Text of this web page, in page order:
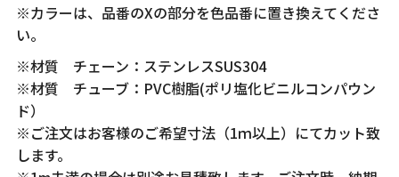
※カラーは、品番のXの部分を色品番に置き換えてくださ
い。
※材質 チェーン：ステンレスSUS304
※材質 チューブ：PVC樹脂(ポリ塩化ビニルコンパウン
ド）
※ご注文はお客様のご希望寸法（1ｍ以上）にてカット致
します。